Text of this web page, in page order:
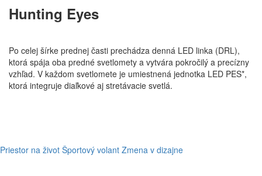
Hunting Eyes
Po celej šírke prednej časti prechádza denná LED linka (DRL),
ktorá spája oba predné svetlomety a vytvára pokročilý a precízny
vzhľad. V každom svetlomete je umiestnená jednotka LED PES*,
ktorá integruje diaľkové aj stretávacie svetlá.
Priestor na život Športový volant Zmena v dizajne